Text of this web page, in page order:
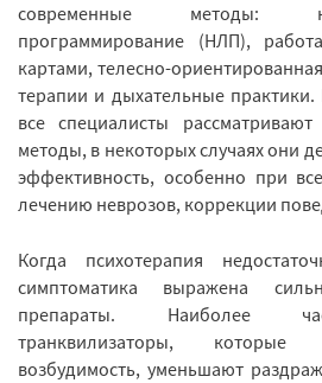
современные методы:
программирование (НЛП),
картами, телесно-
терапии и дыхательные
все специалисты
методы, в некоторых случаях они
эффективность, особенно при
лечению неврозов, коррекции
Когда психотерапия
симптоматика выражена
препараты. Наиболее
транквилизаторы,
возбудимость, уменьшают